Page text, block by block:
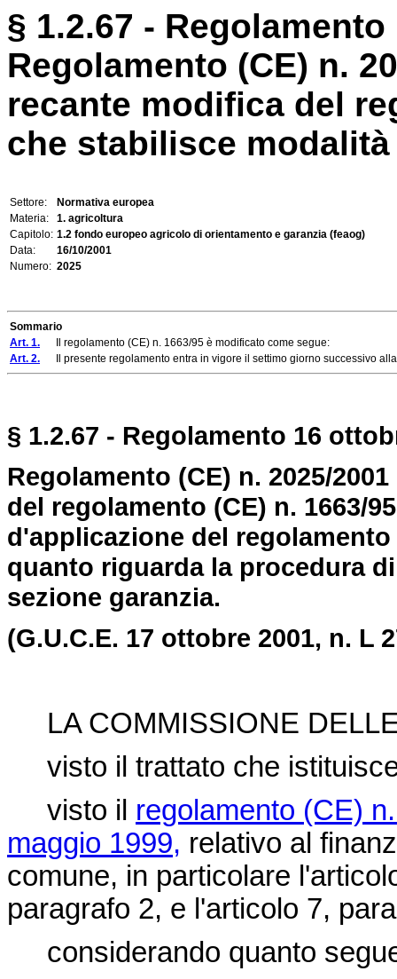
§ 1.2.67 -
Regolamento (CE) n.
recante modifica del
che stabilisce
Settore:
Normativa europea
Materia:
1. agricoltura
Capitolo: 1.2 fondo europeo agricolo di orientamento e garanzia (feaog)
Data:
16/10/2001
Numero: 2025
Sommario
Art. 1. Il regolamento (CE) n. 1663/95 è modificato come segue:
Art. 2. Il presente regolamento entra in vigore il settimo giorno successivo
§ 1.2.67 - Regolamento 16
Regolamento (CE) n. 2025/
del regolamento (CE) n. 1663/
d'applicazione del
quanto riguarda la procedura
sezione garanzia.
(G.U.C.E. 17 ottobre 2001, n. L
LA COMMISSIONE
visto il trattato che
visto il regolamento (CE)
maggio 1999, relativo al
comune, in particolare
paragrafo 2, e l'articolo 7,
considerando quanto